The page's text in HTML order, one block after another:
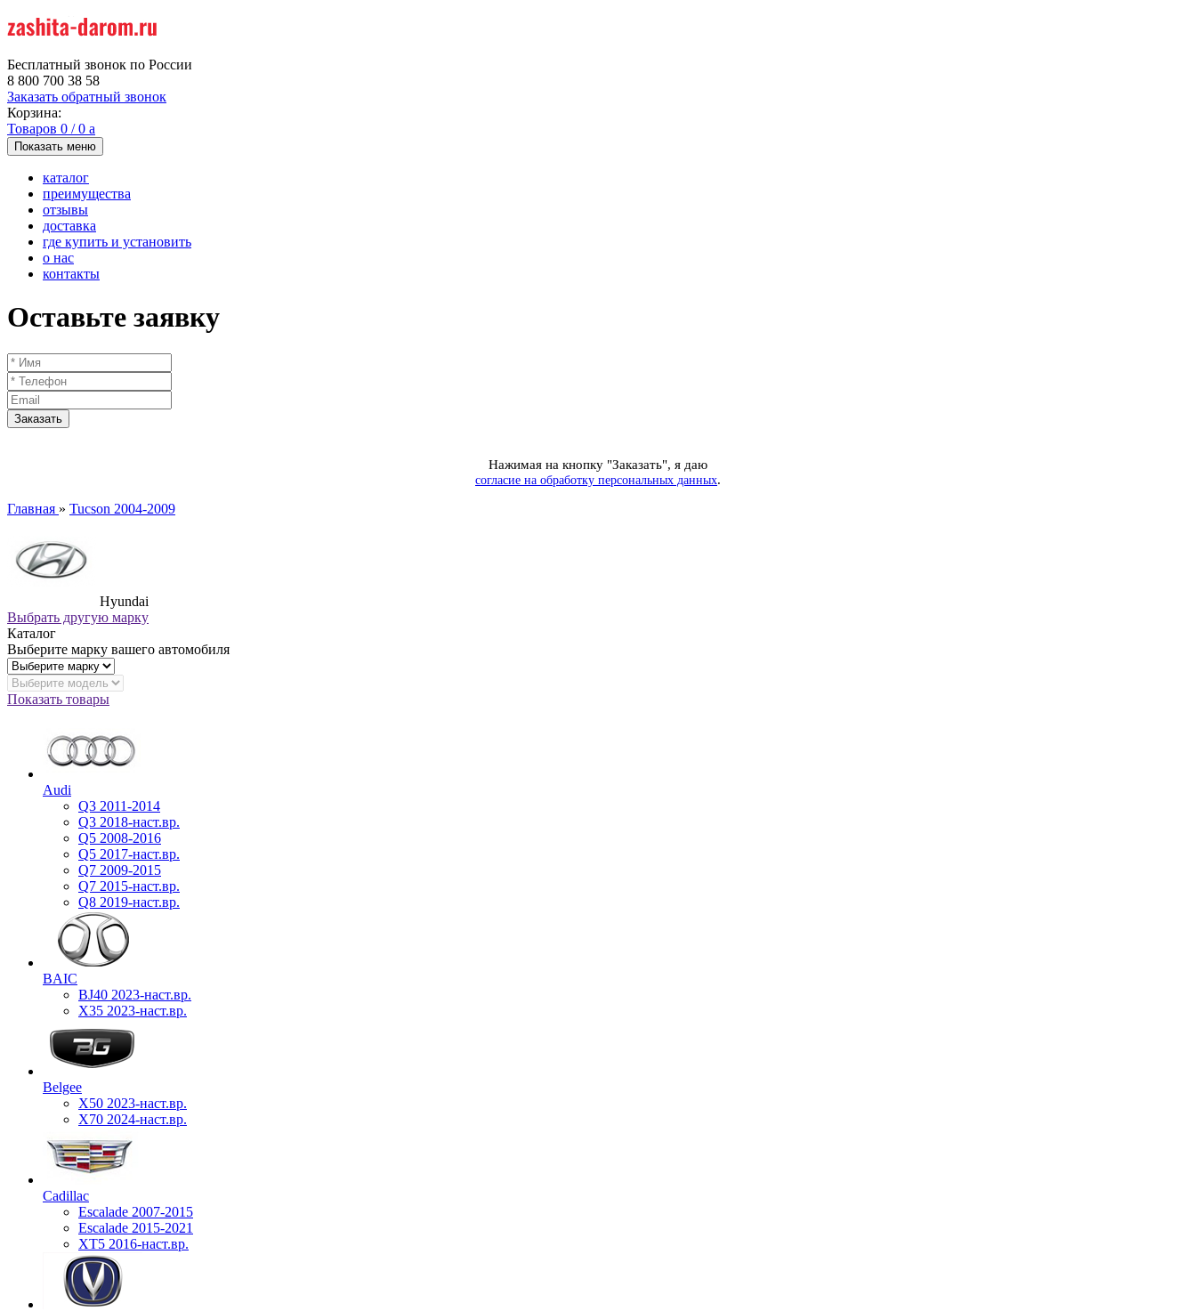
Бесплатный звонок по России
8 800 700 38 58
Заказать обратный звонок
Корзина:
Товаров 0 /0 a
Показать меню
каталог
преимущества
отзывы
доставка
где купить и установить
о нас
контакты
Оставьте заявку
Нажимая на кнопку "Заказать", я даю
согласие на обработку персональных данных.
Главная » Tucson 2004-2009
Hyundai
Выбрать другую марку
Каталог
Выберите марку вашего автомобиля
Показать товары
Audi
Q3 2011-2014
Q3 2018-наст.вр.
Q5 2008-2016
Q5 2017-наст.вр.
Q7 2009-2015
Q7 2015-наст.вр.
Q8 2019-наст.вр.
BAIC
BJ40 2023-наст.вр.
X35 2023-наст.вр.
Belgee
X50 2023-наст.вр.
X70 2024-наст.вр.
Cadillac
Escalade 2007-2015
Escalade 2015-2021
XT5 2016-наст.вр.